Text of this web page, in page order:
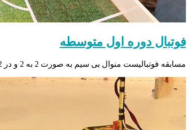
فوتبال دوره اول متوسطه
مسابقه فوتبالیست منوال بی سیم به صورت 2 به 2 و در 2 نیمه 2 دقیقهای برگزار میگردد. ربات ها…